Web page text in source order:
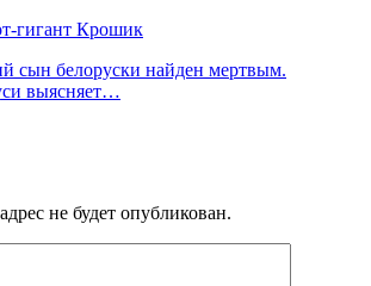
гигант Крошик
сын белоруски найден мертвым.
выясняет…
не будет опубликован.